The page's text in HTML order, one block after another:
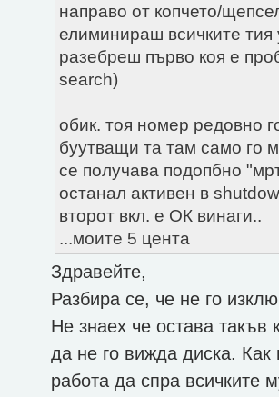
направо от копчето/
елиминираш всичките тия
разебреш първо коя е
search)
обик. тоя номер редовно
буутващи та там само го
се получава подопбно
останал активен в
второт вкл. е ОК винаги..
...моите 5 цента
Здравейте,
Разбира се, че не го
Не знаех че остава
да не го вижда диска. Как
работа да спра всичките